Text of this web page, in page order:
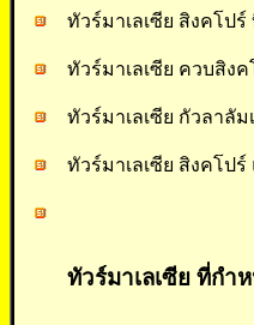
ทัวร์มาเลเซีย สิงคโป
ทัวร์มาเลเซีย ควบสิง
ทัวร์มาเลเซีย กัวลาลั
ทัวร์มาเลเซีย สิงคโปร์
ทัวร์มาเลเซีย ที่กำ